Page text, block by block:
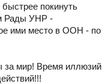
покинуть
Рады УНР -
ими место в ООН - по
за мир! Время иллюзий